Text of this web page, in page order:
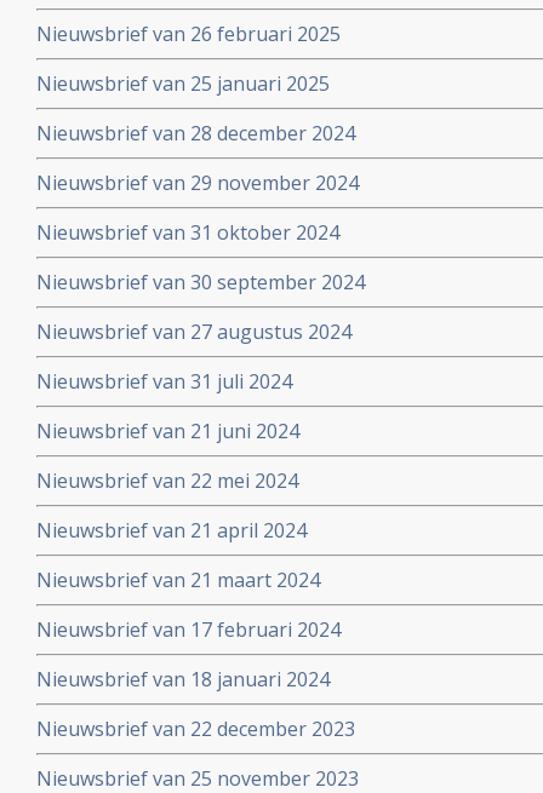
Nieuwsbrief van 26 februari 2025
Nieuwsbrief van 25 januari 2025
Nieuwsbrief van 28 december 2024
Nieuwsbrief van 29 november 2024
Nieuwsbrief van 31 oktober 2024
Nieuwsbrief van 30 september 2024
Nieuwsbrief van 27 augustus 2024
Nieuwsbrief van 31 juli 2024
Nieuwsbrief van 21 juni 2024
Nieuwsbrief van 22 mei 2024
Nieuwsbrief van 21 april 2024
Nieuwsbrief van 21 maart 2024
Nieuwsbrief van 17 februari 2024
Nieuwsbrief van 18 januari 2024
Nieuwsbrief van 22 december 2023
Nieuwsbrief van 25 november 2023